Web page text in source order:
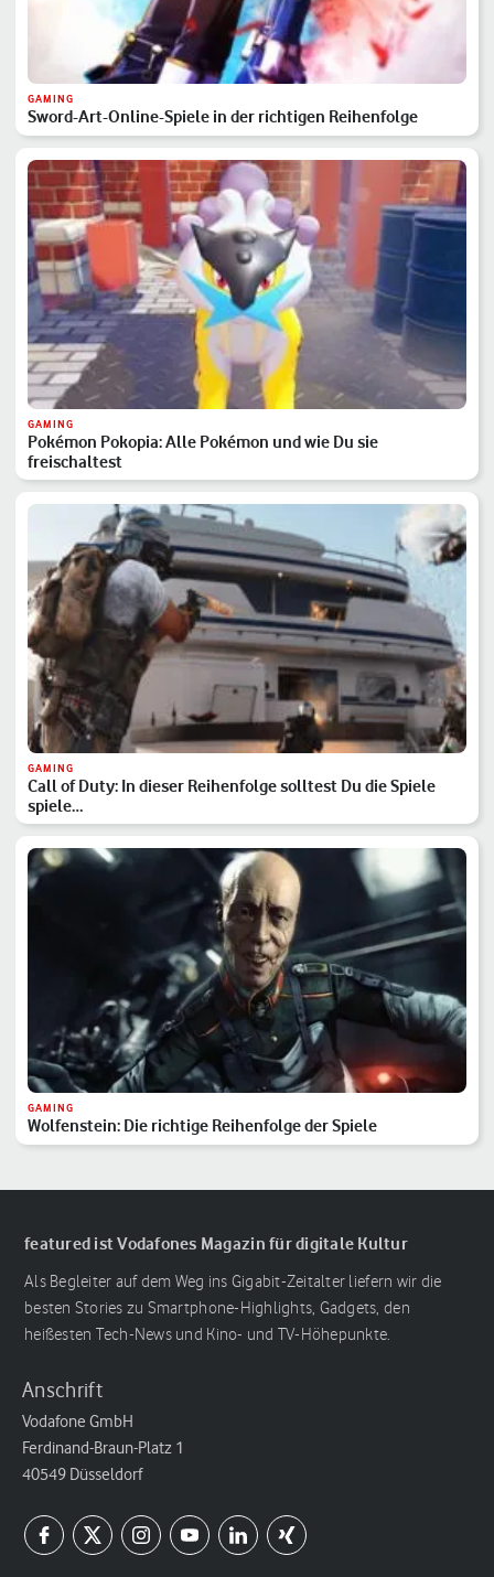
GAMING
Sword-Art-Online-Spiele in der richtigen Reihenfolge
GAMING
Pokémon Pokopia: Alle Pokémon und wie Du sie
freischaltest
GAMING
Call of Duty: In dieser Reihenfolge solltest Du die Spiele
spiele…
GAMING
Wolfenstein: Die richtige Reihenfolge der Spiele
featured ist Vodafones Magazin für digitale Kultur
Als Begleiter auf dem Weg ins Gigabit-Zeitalter liefern wir die
besten Stories zu Smartphone-Highlights, Gadgets, den
heißesten Tech-News und Kino- und TV-Höhepunkte.
Anschrift
Vodafone GmbH
Ferdinand-Braun-Platz 1
40549 Düsseldorf